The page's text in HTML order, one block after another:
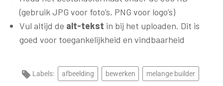
(gebruik JPG voor foto’s, PNG voor logo’s)
Vul altijd de alt-tekst in bij het uploaden. Dit is
goed voor toegankelijkheid en vindbaarheid
Labels: afbeelding bewerken melange builder